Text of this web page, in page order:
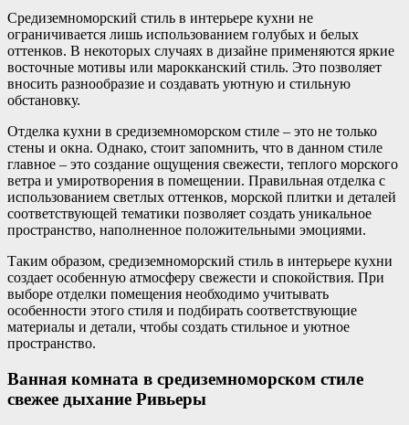
Средиземноморский стиль в интерьере кухни не
ограничивается лишь использованием голубых и белых
оттенков. В некоторых случаях в дизайне применяются яркие
восточные мотивы или марокканский стиль. Это позволяет
вносить разнообразие и создавать уютную и стильную
обстановку.
Отделка кухни в средиземноморском стиле – это не только
стены и окна. Однако, стоит запомнить, что в данном стиле
главное – это создание ощущения свежести, теплого морского
ветра и умиротворения в помещении. Правильная отделка с
использованием светлых оттенков, морской плитки и деталей
соответствующей тематики позволяет создать уникальное
пространство, наполненное положительными эмоциями.
Таким образом, средиземноморский стиль в интерьере кухни
создает особенную атмосферу свежести и спокойствия. При
выборе отделки помещения необходимо учитывать
особенности этого стиля и подбирать соответствующие
материалы и детали, чтобы создать стильное и уютное
пространство.
Ванная комната в средиземноморском стиле
свежее дыхание Ривьеры